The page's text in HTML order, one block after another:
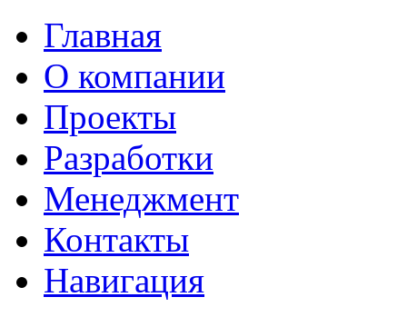
Главная
О компании
Проекты
Разработки
Менеджмент
Контакты
Навигация